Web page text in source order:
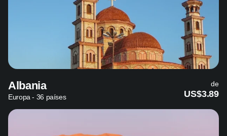
Albania
Europa - 36 países
de
US$3.89